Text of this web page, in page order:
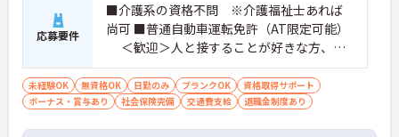
応募要件
■介護系の資格不問 ※介護福祉士あれば
尚可 ■普通自動車運転免許（AT限定可能）
＜歓迎＞人と接することが好きな方、チ
ームワークを重視する人
未経験OK 無資格OK 日勤のみ ブランクOK
資格取得サポート
ボーナス・賞与あり
社会保険完備 交通費支給 退職金制度あり